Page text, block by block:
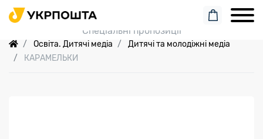
Пошук замовлення
Спеціальні пропозиції
Освіта. Дитячі медіа
Дитячі та молодіжні медіа
КАРАМЕЛЬКИ